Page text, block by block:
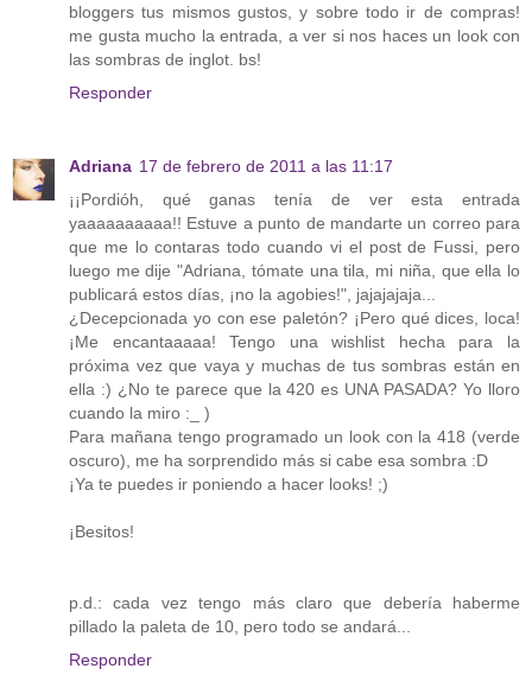
bloggers tus mismos gustos, y sobre todo ir de compras!
me gusta mucho la entrada, a ver si nos haces un look con
las sombras de inglot. bs!
Responder
Adriana 17 de febrero de 2011 a las 11:17
¡¡Pordióh, qué ganas tenía de ver esta entrada
yaaaaaaaaaa!! Estuve a punto de mandarte un correo para
que me lo contaras todo cuando vi el post de Fussi, pero
luego me dije "Adriana, tómate una tila, mi niña, que ella lo
publicará estos días, ¡no la agobies!", jajajajaja...
¿Decepcionada yo con ese paletón? ¡Pero qué dices, loca!
¡Me encantaaaaa! Tengo una wishlist hecha para la
próxima vez que vaya y muchas de tus sombras están en
ella :) ¿No te parece que la 420 es UNA PASADA? Yo lloro
cuando la miro :_ )
Para mañana tengo programado un look con la 418 (verde
oscuro), me ha sorprendido más si cabe esa sombra :D
¡Ya te puedes ir poniendo a hacer looks! ;)
¡Besitos!
p.d.: cada vez tengo más claro que debería haberme
pillado la paleta de 10, pero todo se andará...
Responder